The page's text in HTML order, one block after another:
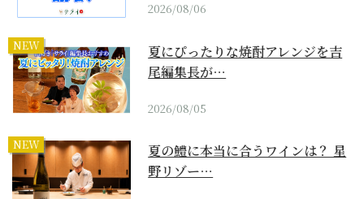
2026/08/06
NEW
夏にぴったりな焼酎アレンジを吉
尾編集長が…
2026/08/05
NEW
夏の鱧に本当に合うワインは？ 星
野リゾー…